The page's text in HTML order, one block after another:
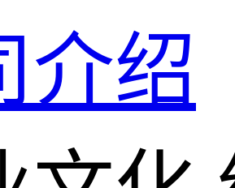
介绍